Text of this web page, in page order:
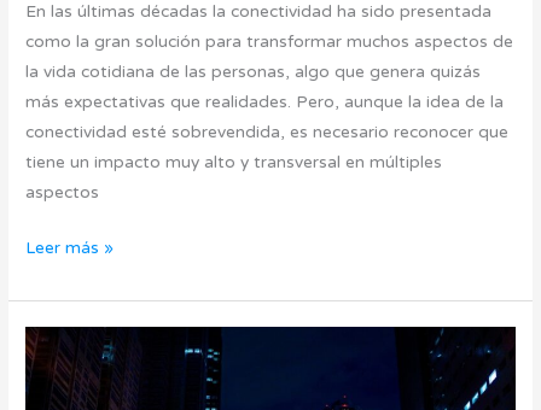
En las últimas décadas la conectividad ha sido presentada
como la gran solución para transformar muchos aspectos de
la vida cotidiana de las personas, algo que genera quizás
más expectativas que realidades. Pero, aunque la idea de la
conectividad esté sobrevendida, es necesario reconocer que
tiene un impacto muy alto y transversal en múltiples
aspectos
Leer más »
SmartCities:
Una